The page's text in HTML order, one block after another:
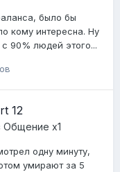
было бы
кому интересна. Ну
90% людей этого...
12
Общение x1
одну минуту,
умирают за 5